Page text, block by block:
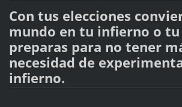
Con tus elecciones
mundo en tu infierno o
preparas para no tener
necesidad de
infierno.